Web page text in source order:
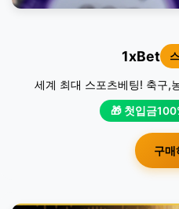
1xBet
세계 최대 스포츠베팅! 축구,
🎁 첫입금
구매